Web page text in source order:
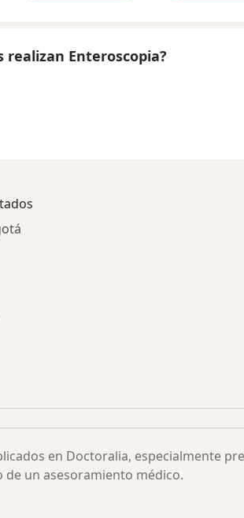
realizan Enteroscopia?
en Doctoralia, especialmente
un asesoramiento médico.